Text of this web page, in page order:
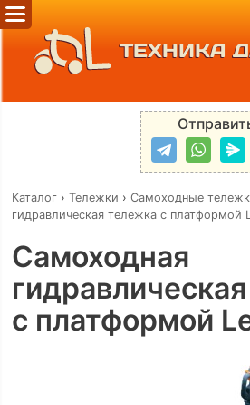
ТЕХНИКА
Каталог› Тележки › Самоходные
гидравлическая тележка с платформой
Самоходная
с платформой